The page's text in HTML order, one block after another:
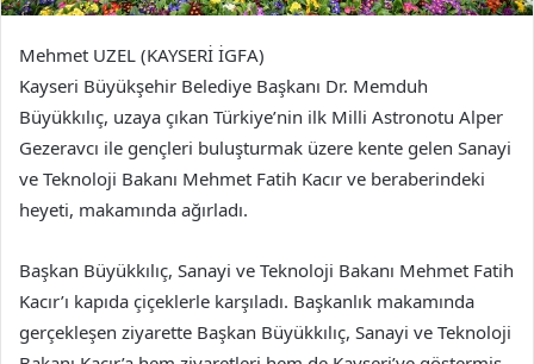
Mehmet UZEL (KAYSERİ İGFA)
Kayseri Büyükşehir Belediye Başkanı Dr. Memduh
Büyükkılıç, uzaya çıkan Türkiye’nin ilk Milli Astronotu Alper
Gezeravcı ile gençleri buluşturmak üzere kente gelen Sanayi
ve Teknoloji Bakanı Mehmet Fatih Kacır ve beraberindeki
heyeti, makamında ağırladı.
Başkan Büyükkılıç, Sanayi ve Teknoloji Bakanı Mehmet Fatih
Kacır’ı kapıda çiçeklerle karşıladı. Başkanlık makamında
gerçekleşen ziyarette Başkan Büyükkılıç, Sanayi ve Teknoloji